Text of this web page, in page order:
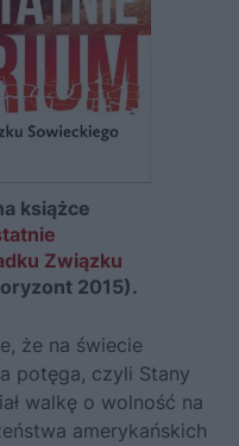
książce
Związku
2015).
że na świecie
potęga, czyli Stany
walkę o wolność na
amerykańskich